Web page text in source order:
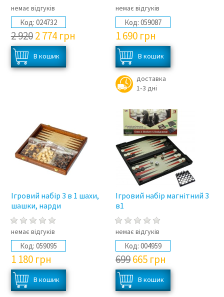
немає відгуків
Код: 024732
2 9202 774 грн
немає відгуків
Код: 059087
1 690 грн
доставка
1‑3 дні
Ігровий набір 3 в 1 шахи,
шашки, нарди
немає відгуків
Код: 059095
1 180 грн
Ігровий набір магнітний 3
в1
немає відгуків
Код: 004959
699665 грн